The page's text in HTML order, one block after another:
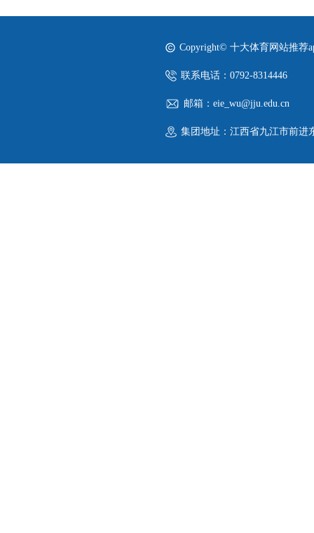
Copyright© 十大体育网站推荐
联系电话：0792-8314446
邮箱：eie_wu@jju.edu.cn
集团地址：江西省九江市前进